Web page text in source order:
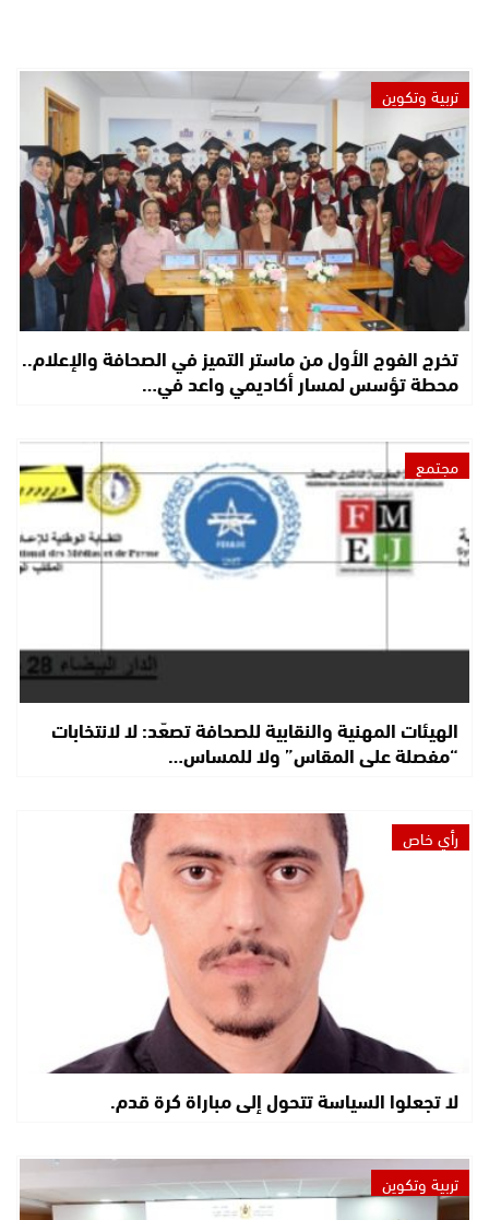
تربية وتكوين
تخرج الفوج الأول من ماستر التميز في الصحافة والإعلام..
محطة تؤسس لمسار أكاديمي واعد في…
مجتمع
الهيئات المهنية والنقابية للصحافة تصعّد: لا لانتخابات
“مفصلة على المقاس” ولا للمساس…
رأي خاص
لا تجعلوا السياسة تتحول إلى مباراة كرة قدم.
تربية وتكوين